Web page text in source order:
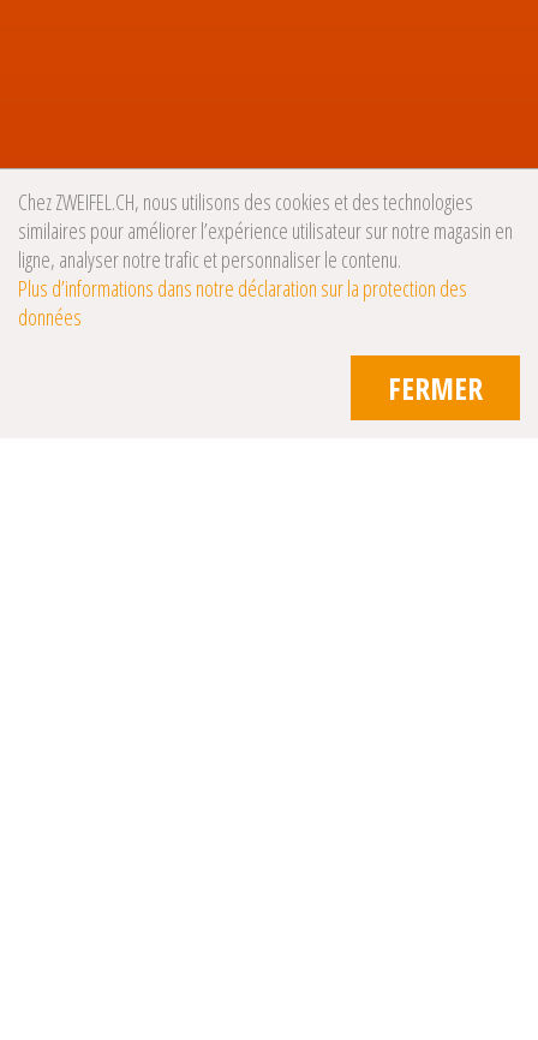
Chez ZWEIFEL.CH, nous utilisons des cookies et des technologies
similaires pour améliorer l’expérience utilisateur sur notre magasin en
ligne, analyser notre trafic et personnaliser le contenu.
Plus d’informations dans notre déclaration sur la protection des
données
FERMER